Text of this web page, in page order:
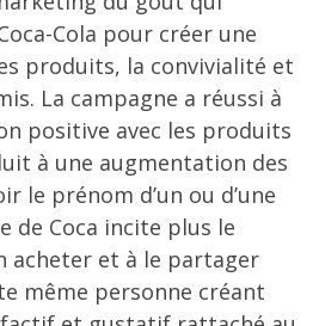
Cola pour créer une
produits, la convivialité et
La campagne a réussi à
positive avec les produits
à une augmentation des
le prénom d’un ou d’une
de Coca incite plus le
acheter et à le partager
même personne créant